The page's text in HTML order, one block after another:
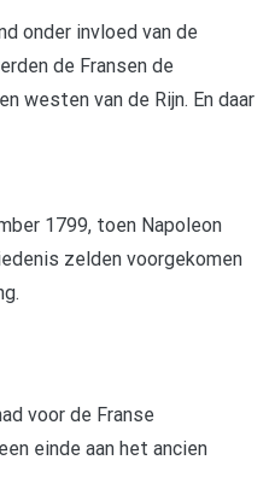
onder invloed van de
de Fransen de
westen van de Rijn. En daar
1799, toen Napoleon
zelden voorgekomen
voor de Franse
einde aan het ancien